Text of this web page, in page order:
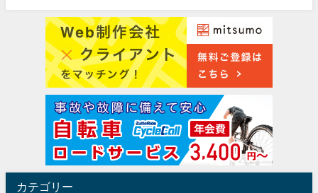
カテゴリー